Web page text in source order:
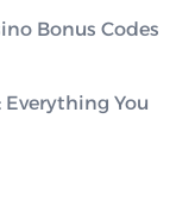
Bonus Codes
Everything You